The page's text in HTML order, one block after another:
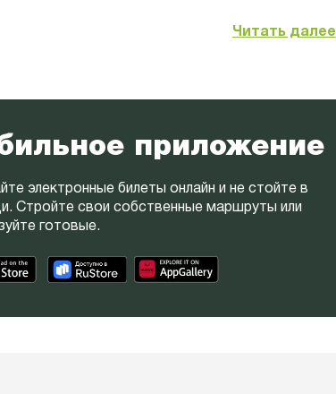
Читать далее
приложение
электронные билеты онлайн и не стойте в
Стройте свои собственные маршруты или
готовые.